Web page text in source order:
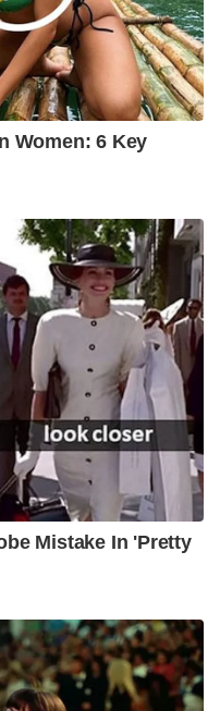
Women: 6 Key
Mistake In 'Pretty